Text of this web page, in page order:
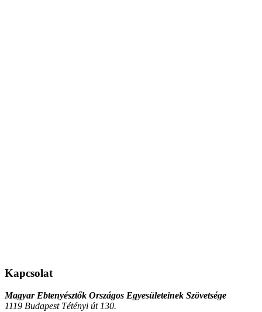
Kapcsolat
Magyar Ebtenyésztők Országos Egyesületeinek Szövetsége
1119 Budapest Tétényi út 130.